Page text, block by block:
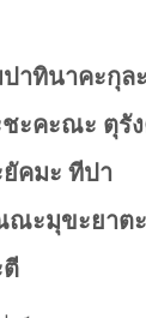
าทินาคะกุล
ะคะณะ ตุรั
คมะ ทีปา
ณะมุขะยาต
ตี